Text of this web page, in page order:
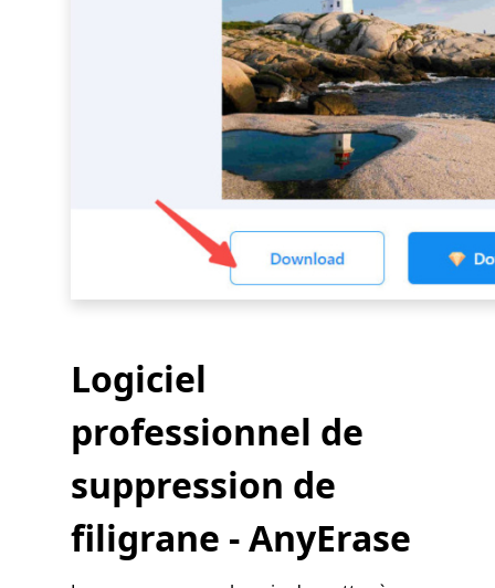
Logiciel
professionnel de
suppression de
filigrane - AnyErase